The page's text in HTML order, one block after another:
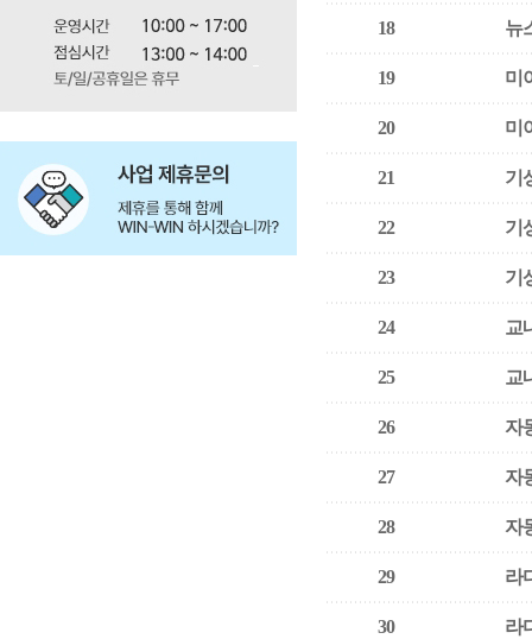
18 뉴
19 미
20 미
21 기
22 기
23 기
24 교
25 교
26 자
27 자
28 자
29 라
30 라